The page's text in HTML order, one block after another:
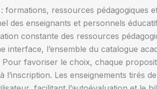
formations, ressources pédagogiques
des enseignants et personnels
constante des ressources
interface, l’ensemble du catalogue
favoriser le choix, chaque
l’inscription. Les enseignements tirés